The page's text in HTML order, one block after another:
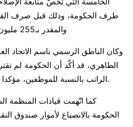
طرف الحكومة، وذلك قبل صرف
والمقدر بـ255 مليون دولار (765 مليون دينار)
وكان الناطق الرسمي باسم الاتحاد
الراتب بالنسبة للموظفين، مؤكدا رفض الاتحاد لهذا المقترح.
كما اتّهمت قيادات المنظمة
الحكومة بالانصياع لأموار صندوق